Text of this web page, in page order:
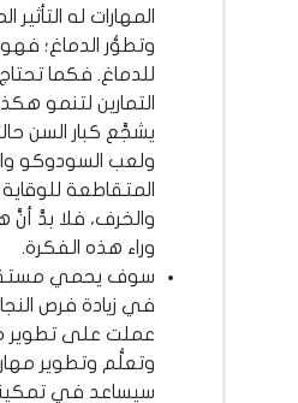
المهارات له
وتطوُّر الدماغ؛
للدماغ. فكما
التمارين لتنمو
يشجَّع كبار السن
ولعب السودوكو
المتقاطعة
والخرف، فلا بدَّ أنَّ
وراء هذه الفكرة.
سوف يحمي
في زيادة فرص
عملت على تطوير
وتعلُّم وتطوير
سيساعد في